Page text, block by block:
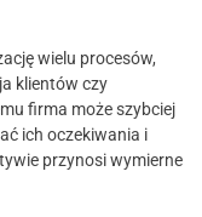
wielu procesów,
klientów czy
firma może szybciej
ich oczekiwania i
przynosi wymierne